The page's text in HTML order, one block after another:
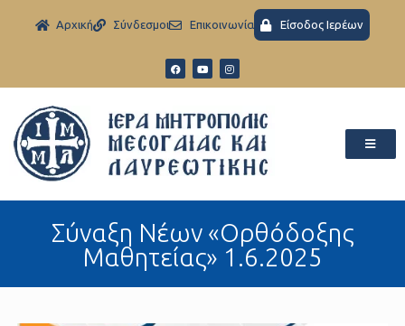
Aρχική Σύνδεσμοι Eπικοινωνία Είσοδος Ιερέων
Σύναξη Νέων «Ορθόδοξης
Μαθητείας» 1.6.2025